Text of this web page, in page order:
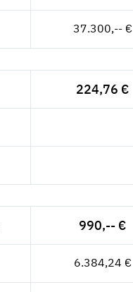
37.300,-- €
224,76 €
990,-- €
6.384,24 €